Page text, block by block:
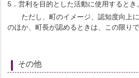
5．営利を目的とした活動に使用するとき
ただし、町のイメージ、認知度向上に
のほか、町長が認めるときは、この限り
その他